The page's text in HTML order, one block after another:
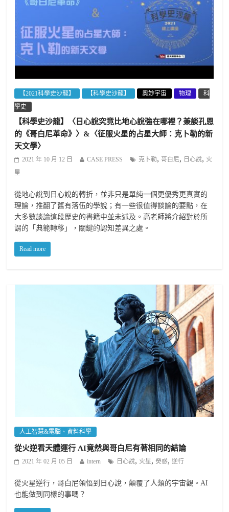
【2021科學史沙龍】 【科學史沙龍】 奧妙宇宙 物理
科
學史
【科學史沙龍】〈日心說究竟比地心說強在哪裡？兼談孔恩
的《哥白尼革命》〉&〈征服火星的占星大師：克卜勒的新
天文學〉
2021 年 10 月 12 日 CASE PRESS 克卜勒,哥白尼, 日心說, 火
星
從地心說到日心說的轉折，並非只是單純一個更優秀更真實的
理論，推翻了舊有落伍的學說；有一些很值得談論的要點，在
大多數談論這段歷史的書籍中並未述及。高老師將介紹對於所
謂的「典範轉移」，關鍵的認知差異之處。
Read more
人工智慧&電腦、資料科學
從火逆看天體運行 AI竟然與哥白尼有著相同的結論
2021 年 02 月 05 日 intern 日心說, 火星,熒惑,逆行
從火星逆行，哥白尼領悟到日心說，顛覆了人類的宇宙觀。AI
也能做到同樣的事嗎？